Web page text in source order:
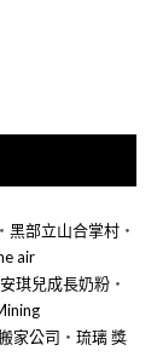
黑部立山合掌村‧
air
琪兒成長奶粉‧
家公司 ‧ 琉璃 獎